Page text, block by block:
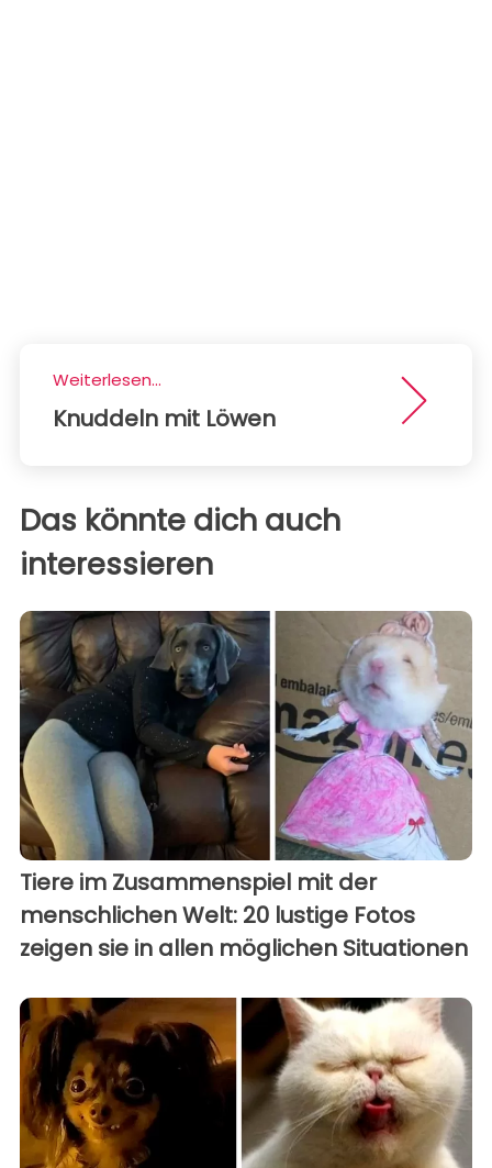
Weiterlesen...
Knuddeln mit Löwen
Das könnte dich auch
interessieren
Tiere im Zusammenspiel mit der
menschlichen Welt: 20 lustige Fotos
zeigen sie in allen möglichen Situationen